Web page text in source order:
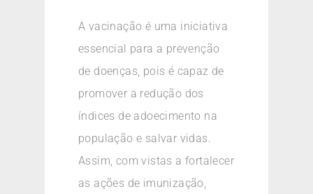
A vacinação é uma iniciativa
essencial para a prevenção
de doenças, pois é capaz de
promover a redução dos
índices de adoecimento na
população e salvar vidas.
Assim, com vistas a fortalecer
as ações de imunização,